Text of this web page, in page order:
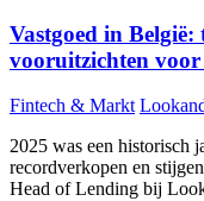
Vastgoed in
vooruitzichten voor
Fintech & Markt
2025 was een historisch
recordverkopen en
Head of Lending bij